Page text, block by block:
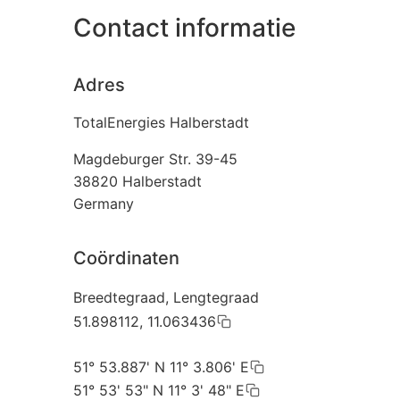
Contact informatie
Adres
TotalEnergies Halberstadt
Magdeburger Str. 39-45
38820 Halberstadt
Germany
Coördinaten
Breedtegraad, Lengtegraad
51.898112, 11.063436
51° 53.887' N 11° 3.806' E
51° 53' 53" N 11° 3' 48" E